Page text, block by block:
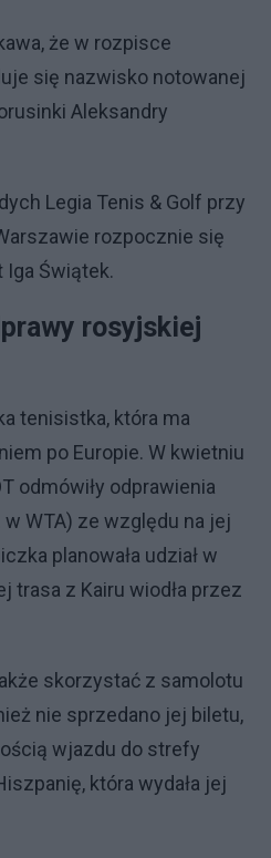
że w rozpisce
się nazwisko notowanej
Aleksandry
Legia Tenis & Golf przy
rozpocznie się
Iga Świątek.
rosyjskiej
tenisistka, która ma
po Europie. W kwietniu
odmówiły odprawienia
WTA) ze względu na jej
planowała udział w
trasa z Kairu wiodła przez
skorzystać z samolotu
nie sprzedano jej biletu,
wjazdu do strefy
która wydała jej